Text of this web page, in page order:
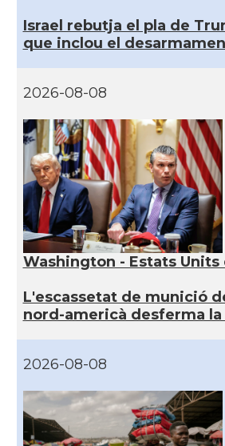
Israel rebutja el pla de
que inclou el
2026-08-08
Washington - Estats Units
L'escassetat de munició
nord-americà desferma
2026-08-08